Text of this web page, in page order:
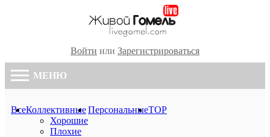
Войти или Зарегистрироваться
МЕНЮ
ВсеКоллективные
Хорошие
Плохие
ПерсональныеTOP